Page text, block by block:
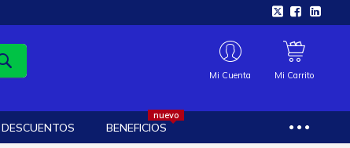
Mi Cuenta Mi Carrito
DESCUENTOS BENEFICIOS
nuevo